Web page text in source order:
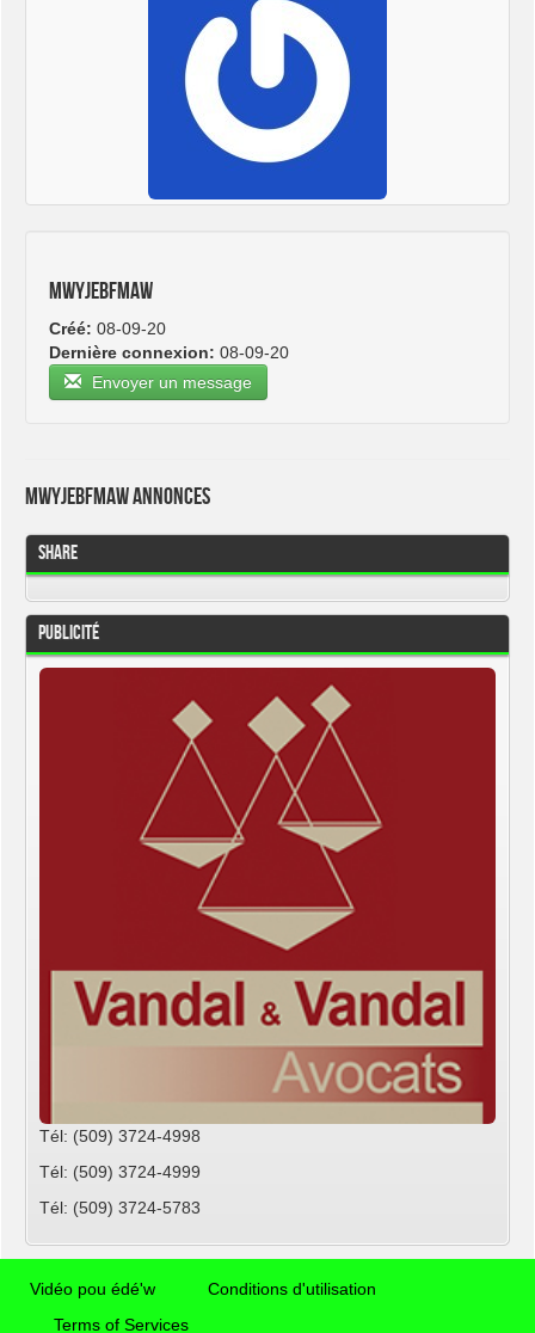
mwyjebfmaw
Créé: 08-09-20
Dernière connexion: 08-09-20
Envoyer un message
mwyjebfmaw Annonces
Share
Publicité
Tél: (509) 3724-4998
Tél: (509) 3724-4999
Tél: (509) 3724-5783
Vidéo pou édé'w
Conditions d'utilisation
Terms of Services